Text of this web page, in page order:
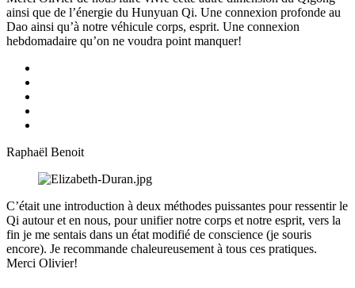
ainsi que de l’énergie du Hunyuan Qi. Une connexion profonde au
Dao ainsi qu’à notre véhicule corps, esprit. Une connexion
hebdomadaire qu’on ne voudra point manquer!
Raphaël Benoit
C’était une introduction à deux méthodes puissantes pour ressentir le
Qi autour et en nous, pour unifier notre corps et notre esprit, vers la
fin je me sentais dans un état modifié de conscience (je souris
encore). Je recommande chaleureusement à tous ces pratiques.
Merci Olivier!